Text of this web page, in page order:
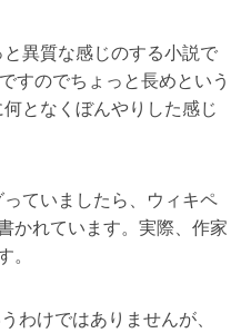
異質な感じのする小説で
すのでちょっと長めという
となくぼんやりした感じ
ていましたら、ウィキペ
かれています。実際、作家
。
わけではありませんが、